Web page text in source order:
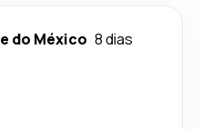
do México 8 dias